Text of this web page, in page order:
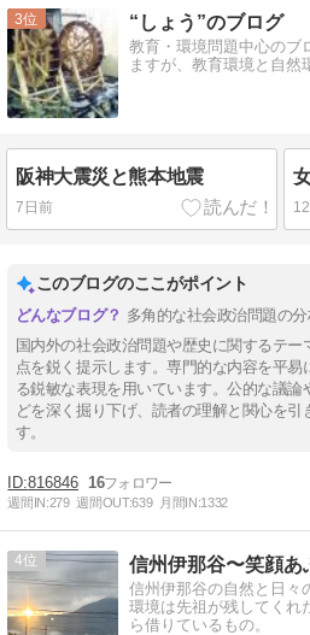
3 “しょう”のブログ
教育・環境問題中心のブ
ますが、教育環境と自然
阪神大震災と熊本地震
7日前
このブログのここがポイント
多角的な社会政治問題の
国内外の社会政治問題や歴史に関するテー
点を鋭く提示します。専門的な内容を平
る鋭敏な表現を用いています。公的な議
どを深く掘り下げ、読者の理解と関心を引
す。
816846 16
週間IN:279 週間OUT:639 月間IN:1332
4 信州伊那谷〜笑顔あ
信州伊那谷の自然と日々
環境は先祖が残してくれ
ら借りているもの。